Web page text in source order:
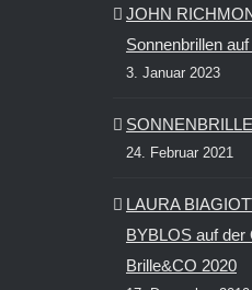
JOHN
Sonnenbrillen
3. Januar 2023
24. Februar 2021
LAURA
BYBLOS auf der
Brille&CO 2020